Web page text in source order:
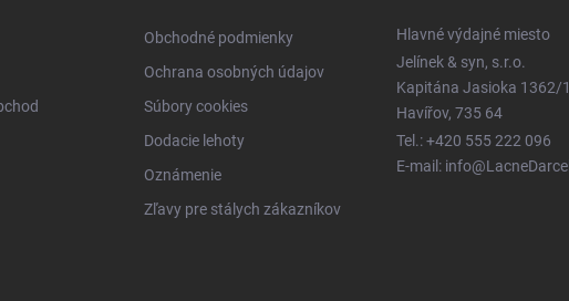
Obchodné podmienky
Ochrana osobných údajov
Súbory cookies
Dodacie lehoty
Oznámenie
Zľavy pre stálych zákazníkov
Hlavné výdajné miesto
Jelínek & syn, s.r.o.
Kapitána Jasioka 1362/
Havířov, 735 64
Tel.: +420 555 222 096
E-mail: